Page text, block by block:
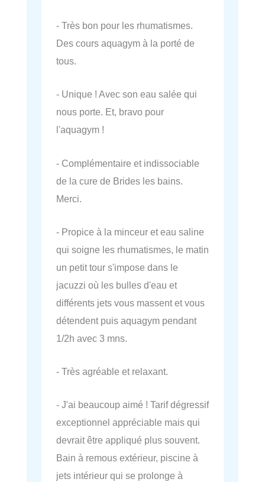
- Très bon pour les rhumatismes.
Des cours aquagym à la porté de
tous.
- Unique ! Avec son eau salée qui
nous porte. Et, bravo pour
l'aquagym !
- Complémentaire et indissociable
de la cure de Brides les bains.
Merci.
- Propice à la minceur et eau saline
qui soigne les rhumatismes, le matin
un petit tour s'impose dans le
jacuzzi où les bulles d'eau et
différents jets vous massent et vous
détendent puis aquagym pendant
1/2h avec 3 mns.
- Très agréable et relaxant.
- J'ai beaucoup aimé ! Tarif dégressif
exceptionnel appréciable mais qui
devrait être appliqué plus souvent.
Bain à remous extérieur, piscine à
jets intérieur qui se prolonge à